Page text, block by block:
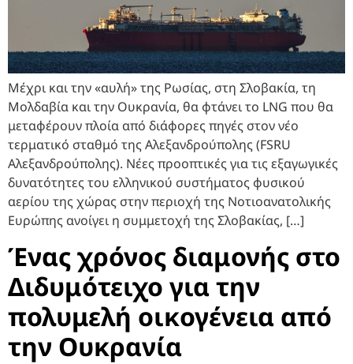
Mέχρι και την «αυλή» της Ρωσίας, στη Σλοβακία, τη
Μολδαβία και την Ουκρανία, θα φτάνει το LNG που θα
μεταφέρουν πλοία από διάφορες πηγές στον νέο
τερματικό σταθμό της Αλεξανδρούπολης (FSRU
Aλεξανδρούπολης). Νέες προοπτικές για τις εξαγωγικές
δυνατότητες του ελληνικού συστήματος φυσικού
αερίου της χώρας στην περιοχή της Νοτιοανατολικής
Ευρώπης ανοίγει η συμμετοχή της Σλοβακίας, […]
Ένας χρόνος διαμονής στο
Διδυμότειχο για την
πολυμελή οικογένεια από
την Ουκρανία